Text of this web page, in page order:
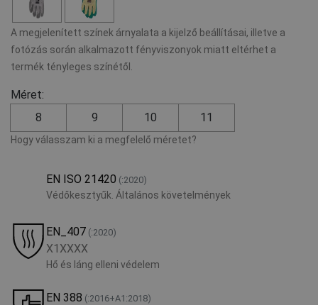
A megjelenített színek árnyalata a kijelző beállításai, illetve a
fotózás során alkalmazott fényviszonyok miatt eltérhet a
termék tényleges színétől.
Méret:
8
9 10 11
Hogy válasszam ki a megfelelő méretet?
EN ISO 21420 (:2020)
Védőkesztyűk. Általános követelmények
EN_407 (:2020)
X1XXXX
Hő és láng elleni védelem
EN 388 (:2016+A1:2018)